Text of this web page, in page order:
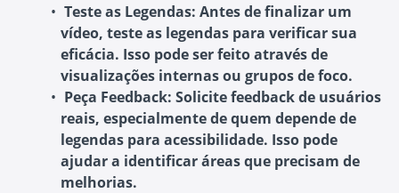
Teste as Legendas: Antes de finalizar um
vídeo, teste as legendas para verificar sua
eficácia. Isso pode ser feito através de
visualizações internas ou grupos de foco.
Peça Feedback: Solicite feedback de usuários
reais, especialmente de quem depende de
legendas para acessibilidade. Isso pode
ajudar a identificar áreas que precisam de
melhorias.